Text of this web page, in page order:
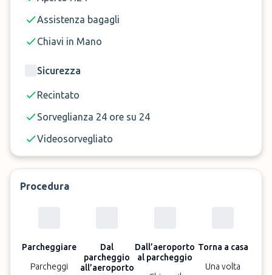
Assistenza bagagli
Chiavi in Mano
Sicurezza
Recintato
Sorveglianza 24 ore su 24
Videosorvegliato
Procedura
Parcheggiare
Parcheggi
Dal
parcheggio
all’aeroporto
Dall’aeroporto
al parcheggio
Torna a casa
Una volta